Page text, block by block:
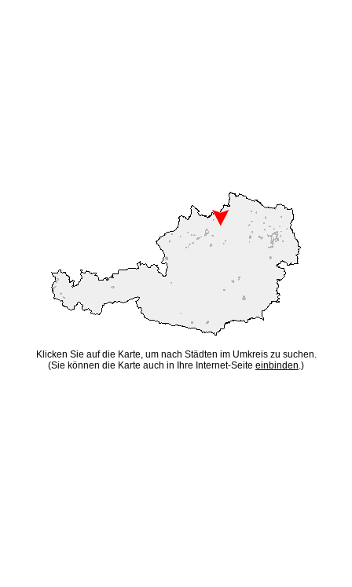
Klicken Sie auf die Karte, um nach Städten im Umkreis zu suchen.
(Sie können die Karte auch in Ihre Internet-Seite einbinden.)